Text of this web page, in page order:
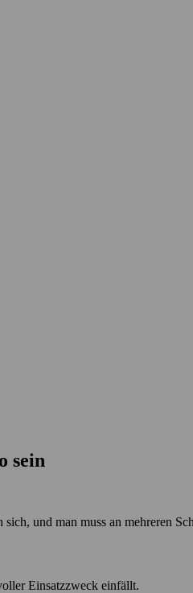
sein
und man muss an mehreren
Einsatzzweck einfällt.